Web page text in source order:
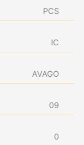
PCS
IC
AVAGO
09
0